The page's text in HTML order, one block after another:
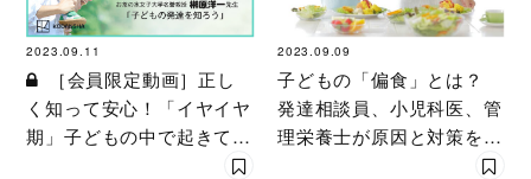
2023.09.11
［会員限定動画］正し
く知って安心！「イヤイヤ
期」子どもの中で起きてい
2023.09.09
子どもの「偏食」とは？
発達相談員、小児科医、管
理栄養士が原因と対策を解